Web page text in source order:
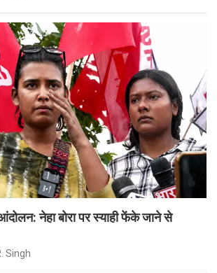
नेहा बोरा पर स्याही फेंके जाने से
Singh